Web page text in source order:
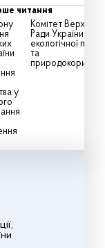
читання
у
Комітет
Ради України з
екологічної
та